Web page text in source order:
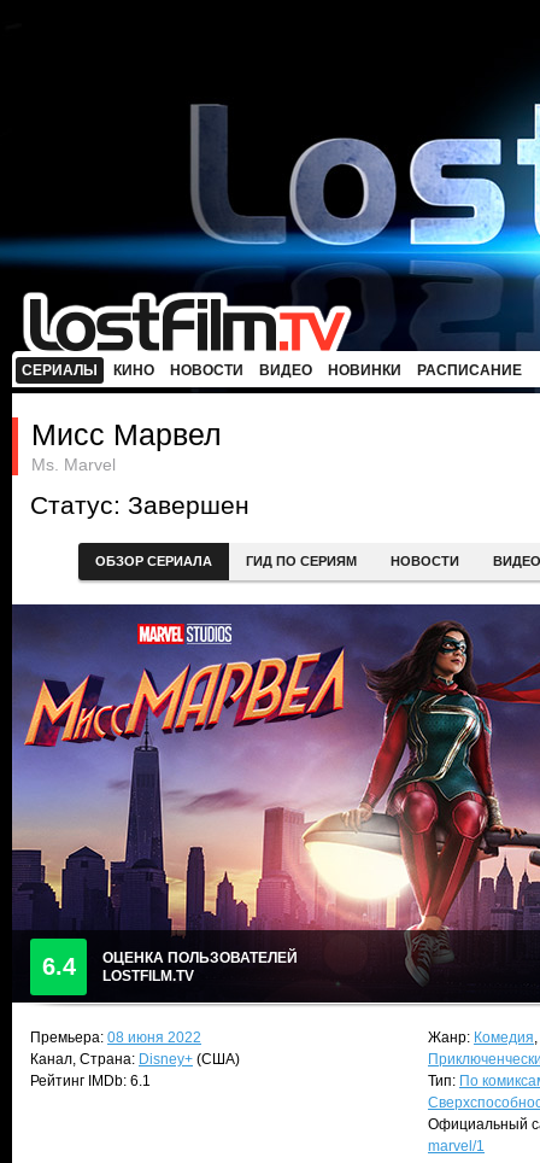
СЕРИАЛЫ КИНО НОВОСТИ ВИДЕО НОВИНКИ РАСПИСАНИЕ
Мисс Марвел
Ms. Marvel
Статус: Завершен
ОБЗОР СЕРИАЛА ГИД ПО СЕРИЯМ НОВОСТИ ВИДЕО
6.4
ОЦЕНКА ПОЛЬЗОВАТЕЛЕЙ
LOSTFILM.TV
Премьера: 08 июня 2022
Канал, Страна: Disney+ (США)
Рейтинг IMDb: 6.1
Жанр: Комедия,
Тип: По
Официальный
marvel/1